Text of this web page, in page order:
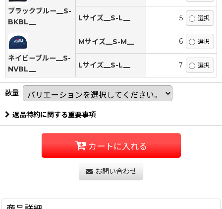
ブラックブルー__S-
BKBL__
Lサイズ__S-L__ 5
ネイビーブルー__S-
NVBL__
Mサイズ__S-M__ 6
Lサイズ__S-L__ 7
数量:
返品特約に関する重要事項
カートに入れる
お問い合わせ